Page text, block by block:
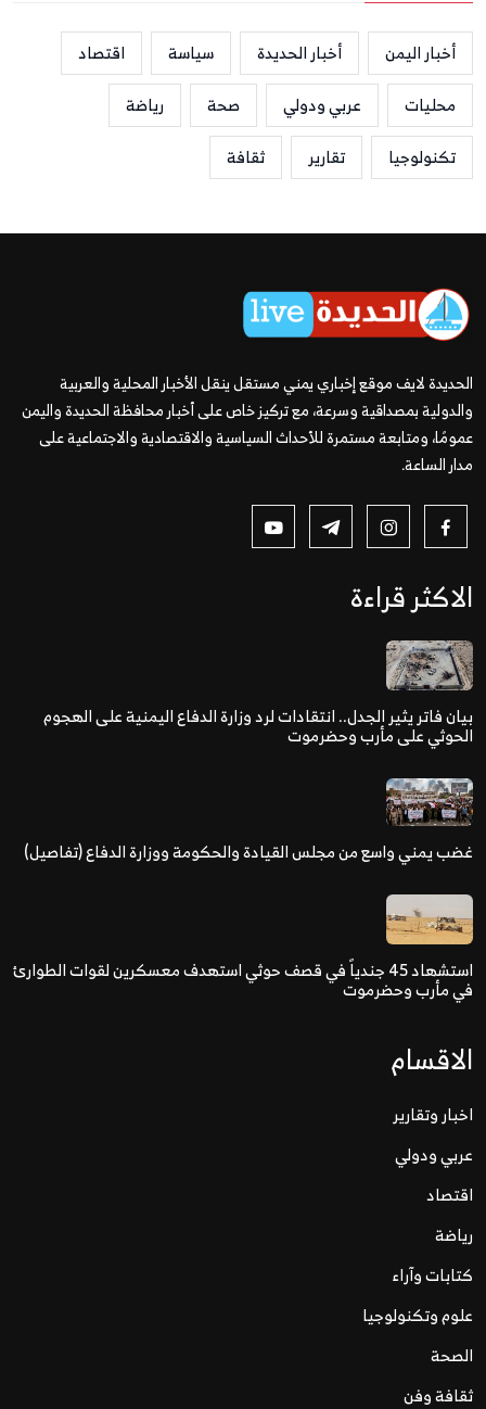
أخبار اليمن أخبار الحديدة سياسة
اقتصاد
محليات
عربي ودولي صحة
رياضة
تكنولوجيا
تقارير ثقافة
الحديدة لايف موقع إخباري يمني مستقل ينقل الأخبار المحلية والعربية
والدولية بمصداقية وسرعة، مع تركيز خاص على أخبار محافظة الحديدة واليمن
عمومًا، ومتابعة مستمرة للأحداث السياسية والاقتصادية والاجتماعية على
مدار الساعة.
الاكثر قراءة
بيان فاتر يثير الجدل.. انتقادات لرد وزارة الدفاع اليمنية على الهجوم
الحوثي على مأرب وحضرموت
غضب يمني واسع من مجلس القيادة والحكومة ووزارة الدفاع (تفاصيل)
استشهاد 45 جندياً في قصف حوثي استهدف معسكرين لقوات الطوارئ
في مأرب وحضرموت
الاقسام
اخبار وتقارير
عربي ودولي
اقتصاد
رياضة
كتابات وآراء
علوم وتكنولوجيا
الصحة
ثقافة وفن